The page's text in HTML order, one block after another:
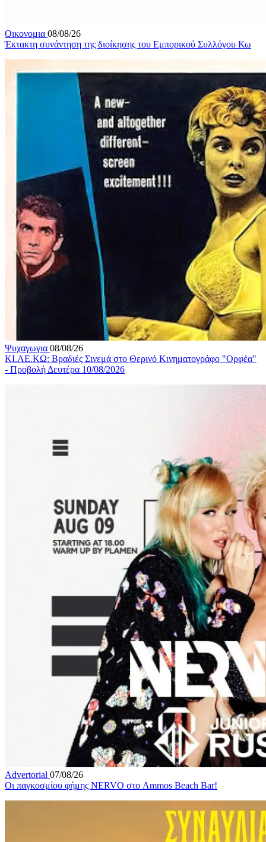
Οικονομια 08/08/26
Έκτακτη συνάντηση της διοίκησης του Εμπορικού Συλλόγου Κω
Ψυχαγωγια 08/08/26
ΚΙ.ΛΕ.ΚΩ: Βραδιές Σινεμά στο Θερινό Κινηματογράφο "Ορφέα"
- Προβολή Δευτέρα 10/08/2026
Advertorial 07/08/26
Οι παγκοσμίου φήμης NERVO στο Ammos Beach Bar!